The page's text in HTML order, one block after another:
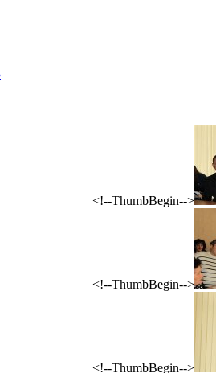
<!--ThumbBegin-->
<!--ThumbBegin-->
<!--ThumbBegin-->